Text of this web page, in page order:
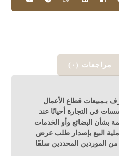
مراجعات (٠)
بـمبيعات قطاع الأعمال
في التجارة أحيانًا عند
بشأن البضائع وأو الخدمات
البيع بإصدار طلب عرض
الموردين المحددين سلفًا